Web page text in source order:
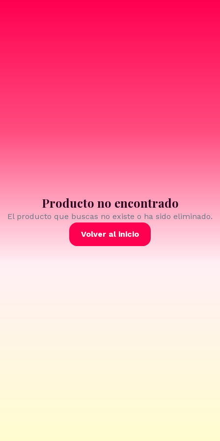
Producto no encontrado
El producto que buscas no existe o ha sido eliminado.
Volver al inicio